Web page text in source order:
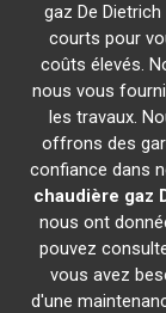
gaz De Dietrich
courts pour
coûts élevés.
nous vous
les travaux.
offrons des
confiance dans
chaudière gaz
nous ont
pouvez
vous avez
d'une